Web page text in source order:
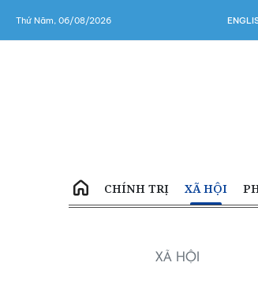
Thứ Năm, 06/08/2026
CHÍNH TRỊ XÃ HỘI
XÃ HỘI